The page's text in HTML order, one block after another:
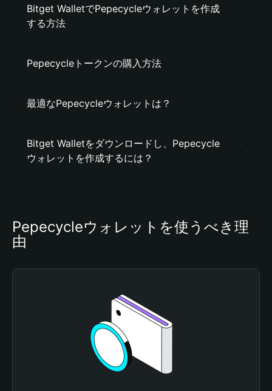
Bitget WalletでPepecycleウォレットを作成
する方法
Pepecycleトークンの購入方法
最適なPepecycleウォレットは？
Bitget Walletをダウンロードし、Pepecycle
ウォレットを作成するには？
Pepecycleウォレットを使うべき理
由